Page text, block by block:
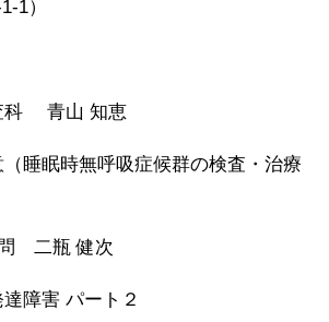
1）
科 青山 知恵
睡眠時無呼吸症候群の検査・治療
二瓶 健次
障害 パート２